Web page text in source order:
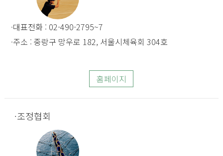
대표전화 : 02-490-2795~7
주소 : 중랑구 망우로 182, 서울시체육회 304호
홈페이지
조정협회